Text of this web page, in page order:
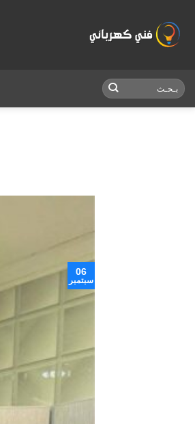
content
06
سبتمبر